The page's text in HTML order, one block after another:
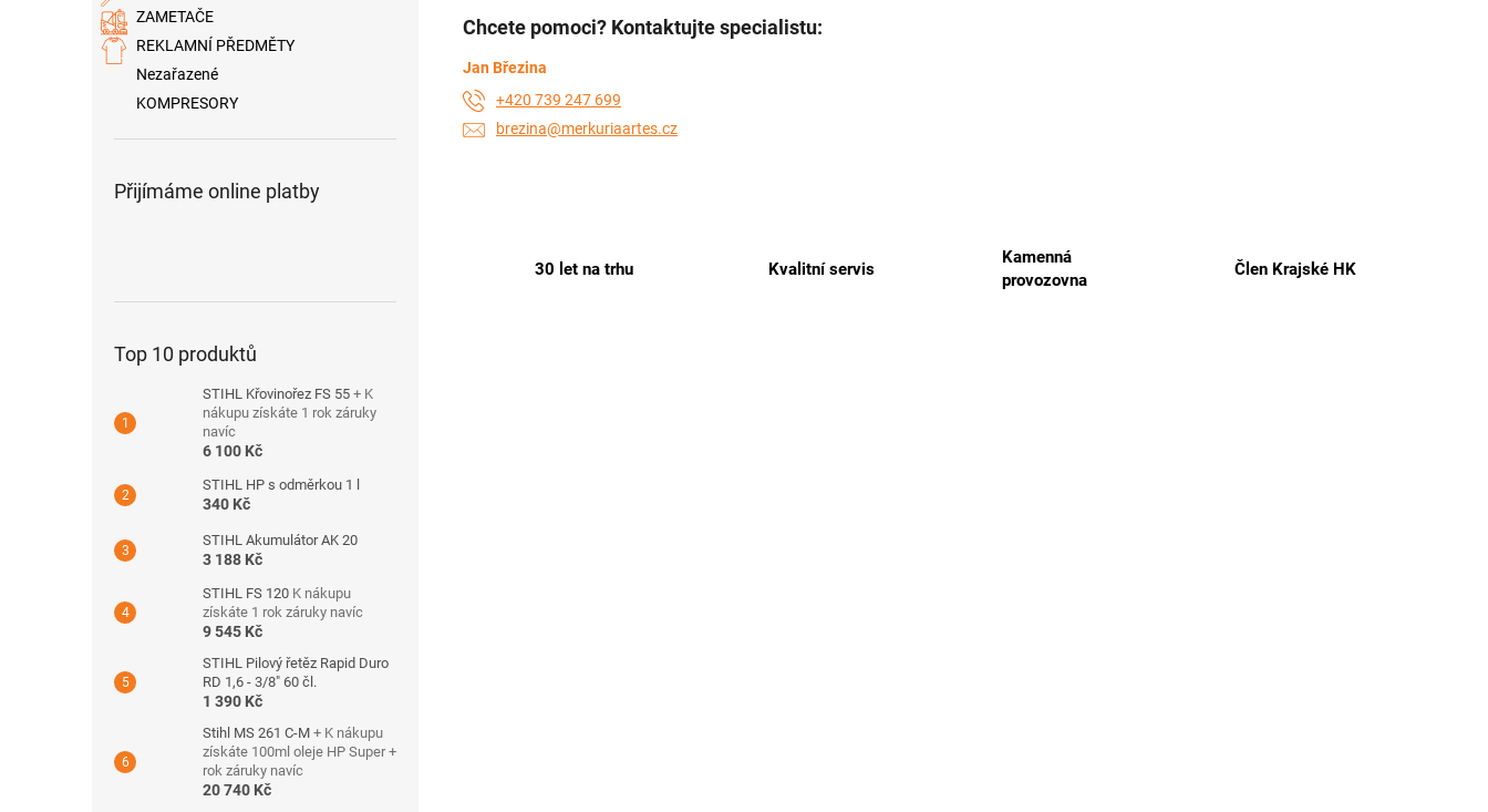
ZAMETAČE
REKLAMNÍ PŘEDMĚTY
Nezařazené
KOMPRESORY
Přijímáme online platby
Top 10 produktů
STIHL Křovinořez FS 55 + K
nákupu získáte 1 rok záruky
navíc
6 100 Kč
STIHL HP s odměrkou 1 l
340 Kč
STIHL Akumulátor AK 20
3 188 Kč
STIHL FS 120 K nákupu
získáte 1 rok záruky navíc
9 545 Kč
STIHL Pilový řetěz Rapid Duro
RD 1,6 - 3/8" 60 čl.
1 390 Kč
Stihl MS 261 C-M + K nákupu
získáte 100ml oleje HP Super +
rok záruky navíc
20 740 Kč
30 let na trhu Kvalitní servis
Kamenná
provozovna
Člen Krajské HK
Chcete pomoci? Kontaktujte specialistu:
Jan Březina
+420 739 247 699
brezina@merkuriaartes.cz